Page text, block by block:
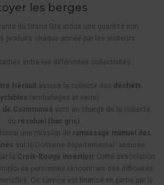
les berges
du Grand Site induit une quantité non
produits chaque année par les visiteurs.
entre les différentes collectivités :
Hérault assure la collecte des déchets
(emballages et verre)
de Communes sont en charge de la collecte
du résiduel (bac gris)
une mission de ramassage manuel des
sur le Domaine départemental, assurée
la Croix-Rouge insertion . Cette association
de personnes rencontrant des difficultés
Ce service est financé en partie par le